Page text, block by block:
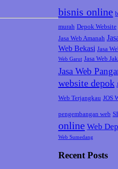
bisnis online
murah Depok Website
Jasa Web Amanah
Web Bekasi Jasa
Web Garut Jasa Web
Jasa Web
website depok
Web Terjangkau JOS
pengembangan web
online Web
Web Sumedang
Recent Posts